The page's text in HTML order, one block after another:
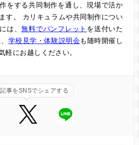
をする共同制作を通し、現場で活か
す。 カリキュラムや共同制作につい
は、無料でパンフレット を送付いた
学校見学・体験説明会も随時開催し
軽にお越しください。
事をSNSでシェアする